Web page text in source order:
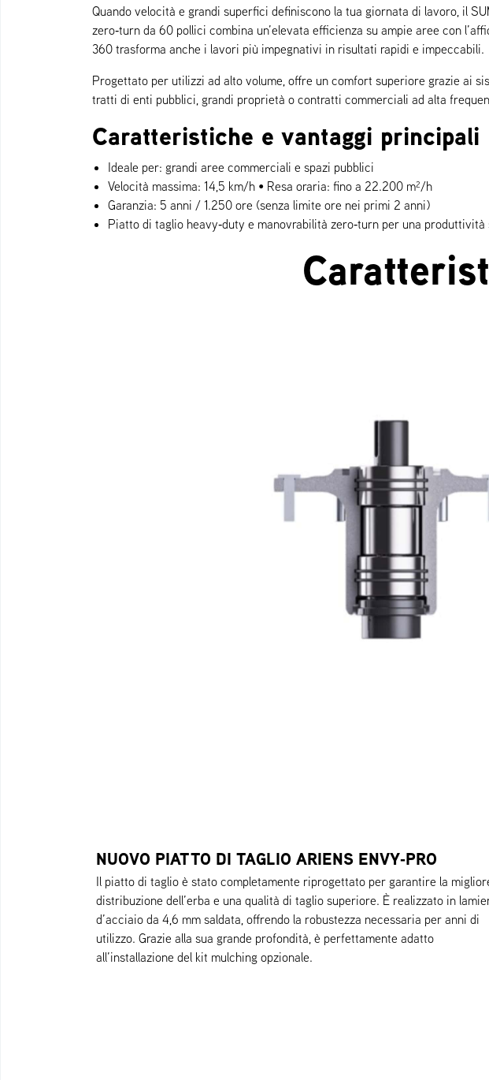
Quando velocità e grandi superfici definiscono la tua giornata di lavoro, il
zero‑turn da 60 pollici combina un’elevata efficienza su ampie aree con
360 trasforma anche i lavori più impegnativi in risultati rapidi e impeccabili.
Progettato per utilizzi ad alto volume, offre un comfort superiore grazie ai
tratti di enti pubblici, grandi proprietà o contratti commerciali ad alta
Caratteristiche e vantaggi principali
Ideale per: grandi aree commerciali e spazi pubblici
Velocità massima: 14,5 km/h • Resa oraria: fino a 22.200 m²/h
Garanzia: 5 anni / 1.250 ore (senza limite ore nei primi 2 anni)
Piatto di taglio heavy‑duty e manovrabilità zero‑turn per una produttività
NUOVO PIATTO DI TAGLIO ARIENS ENVY‑PRO
Il piatto di taglio è stato completamente riprogettato per garantire la
distribuzione dell’erba e una qualità di taglio superiore. È realizzato in
d’acciaio da 4,6 mm saldata, offrendo la robustezza necessaria per anni di
utilizzo. Grazie alla sua grande profondità, è perfettamente adatto
all’installazione del kit mulching opzionale.